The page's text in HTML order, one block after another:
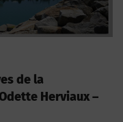
de la
Herviaux –